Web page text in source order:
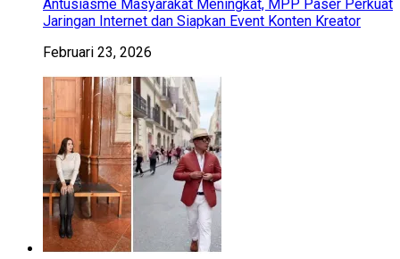
Antusiasme Masyarakat Meningkat, MPP Paser Perkuat
Jaringan Internet dan Siapkan Event Konten Kreator
Februari 23, 2026